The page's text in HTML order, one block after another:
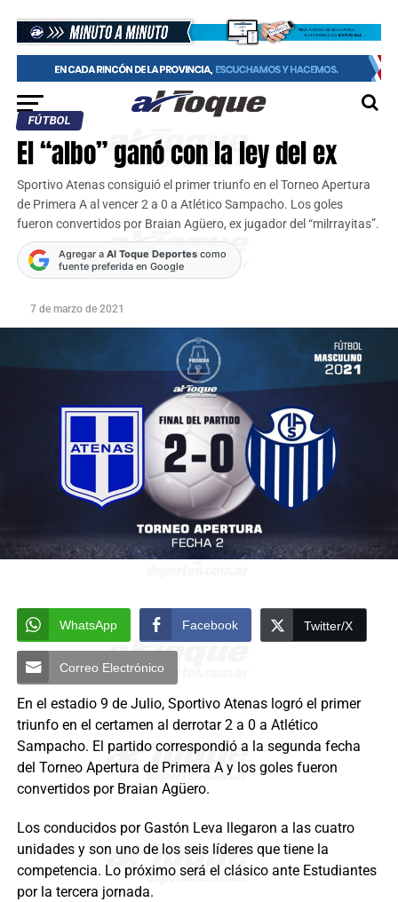
FÚTBOL
El “albo” ganó con la ley del ex
Sportivo Atenas consiguió el primer triunfo en el Torneo Apertura
de Primera A al vencer 2 a 0 a Atlético Sampacho. Los goles
fueron convertidos por Braian Agüero, ex jugador del “milrrayitas”.
Agregar a Al Toque Deportescomo
fuente preferida en Google
7 de marzo de 2021
WhatsApp Facebook Twitter/X
Correo Electrónico
En el estadio 9 de Julio, Sportivo Atenas logró el primer
triunfo en el certamen al derrotar 2 a 0 a Atlético
Sampacho. El partido correspondió a la segunda fecha
del Torneo Apertura de Primera A y los goles fueron
convertidos por Braian Agüero.
Los conducidos por Gastón Leva llegaron a las cuatro
unidades y son uno de los seis líderes que tiene la
competencia. Lo próximo será el clásico ante Estudiantes
por la tercera jornada.